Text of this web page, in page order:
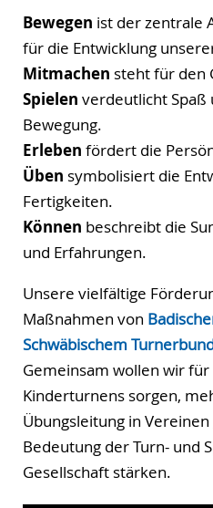
Bewegen ist der zentrale
für die Entwicklung
Mitmachen steht für den
Spielen verdeutlicht Spaß
Bewegung.
Erleben fördert die
Üben symbolisiert die
Fertigkeiten.
Können beschreibt die
und Erfahrungen.
Unsere vielfältige
Maßnahmen von
Schwäbischem
Gemeinsam wollen wir
Kinderturnens sorgen,
Übungsleitung in
Bedeutung der Turn- und
Gesellschaft stärken.